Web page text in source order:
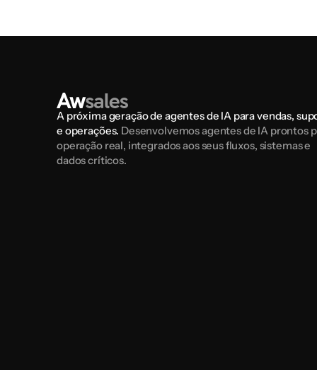
A próxima geração de agentes de IA para vendas,
e operações. Desenvolvemos agentes de IA prontos
operação real, integrados aos seus fluxos, sistemas e
dados críticos.